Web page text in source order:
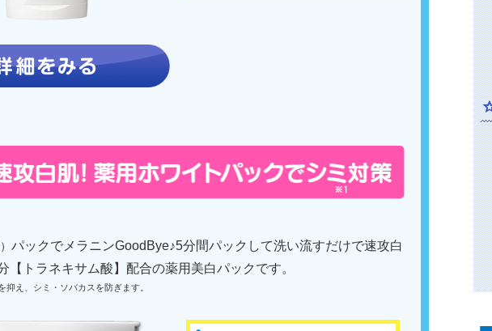
パックでメラニンGoodBye♪5分間パックして洗い流すだけで速攻白
【トラネキサム酸】配合の薬用美白パックです。
え、シミ・ソバカスを防ぎます。